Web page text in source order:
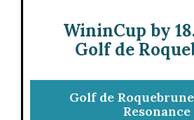
WininCup by
Golf de
Golf de
Resonance